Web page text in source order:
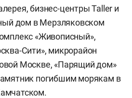
бизнес-центры Taller и
дом в Мерзляковском
«Живописный»,
Сити», микрорайон
Москве, «Парящий дом»
погибшим морякам в